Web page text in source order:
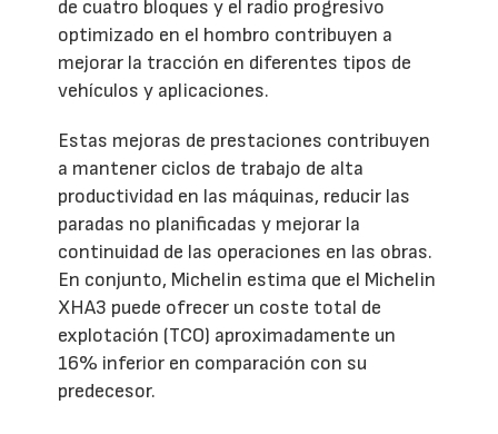
de cuatro bloques y el radio progresivo
optimizado en el hombro contribuyen a
mejorar la tracción en diferentes tipos de
vehículos y aplicaciones.
Estas mejoras de prestaciones contribuyen
a mantener ciclos de trabajo de alta
productividad en las máquinas, reducir las
paradas no planificadas y mejorar la
continuidad de las operaciones en las obras.
En conjunto, Michelin estima que el Michelin
XHA3 puede ofrecer un coste total de
explotación (TCO) aproximadamente un
16% inferior en comparación con su
predecesor.